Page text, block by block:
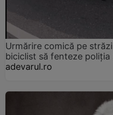
Urmărire comică pe
biciclist să fenteze poliția
adevarul.ro